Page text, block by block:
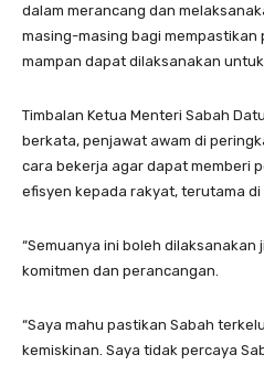
dalam merancang dan
masing-masing bagi mempastikan
mampan dapat dilaksanakan
Timbalan Ketua Menteri Sabah
berkata, penjawat awam di
cara bekerja agar dapat memberi
efisyen kepada rakyat, terutama di
“Semuanya ini boleh
komitmen dan perancangan.
“Saya mahu pastikan Sabah
kemiskinan. Saya tidak percaya